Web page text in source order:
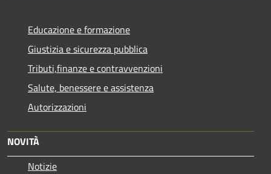
Educazione e formazione
Giustizia e sicurezza pubblica
Tributi,finanze e contravvenzioni
Salute, benessere e assistenza
Autorizzazioni
NOVITÀ
Notizie